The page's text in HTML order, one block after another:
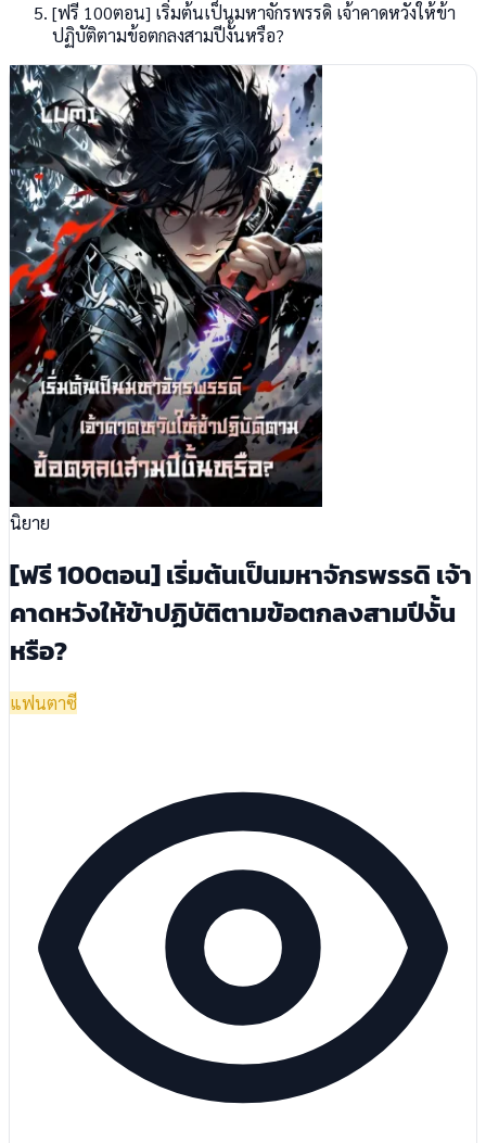
[ฟรี 100ตอน] เริ่มต้นเป็นมหาจักรพรรดิ เจ้าคาดหวังให้ข้า
ปฏิบัติตามข้อตกลงสามปีงั้นหรือ?
นิยาย
[ฟรี 100ตอน] เริ่มต้นเป็นมหาจักรพรรดิ เจ้า
คาดหวังให้ข้าปฏิบัติตามข้อตกลงสามปีงั้น
หรือ?
แฟนตาซี